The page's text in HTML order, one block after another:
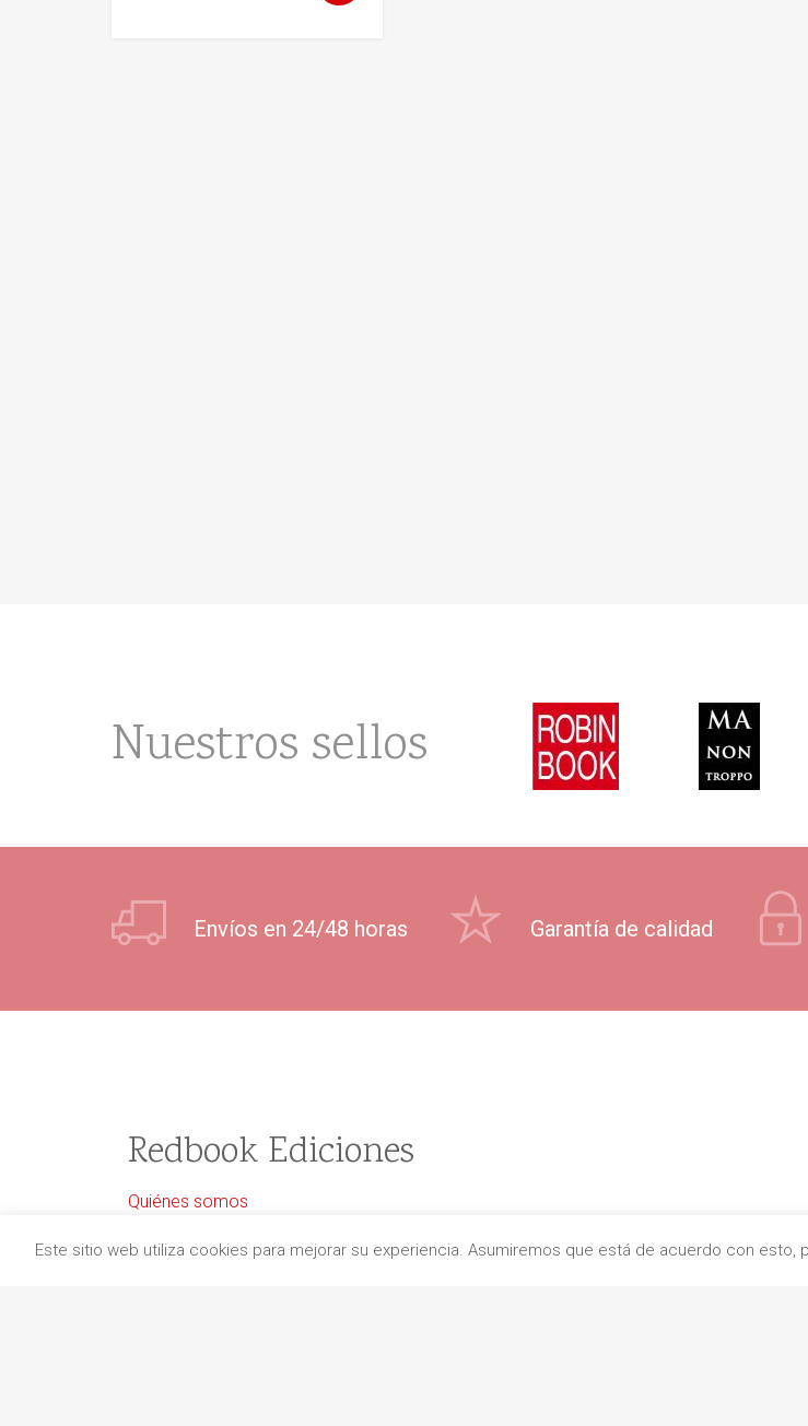
Nuestros sellos
Envíos en 24/48 horas Garantía de calidad
Redbook Ediciones
Quiénes somos
Aviso legal
Este sitio web utiliza cookies para mejorar su experiencia. Asumiremos que está de acuerdo con